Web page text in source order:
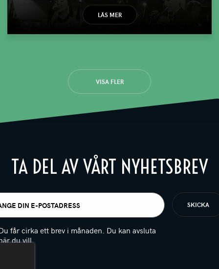
LÄS MER
VISA FLER
TA DEL AV VÅRT NYHETSBREV
får cirka ett brev i månaden. Du kan avsluta
du vill.